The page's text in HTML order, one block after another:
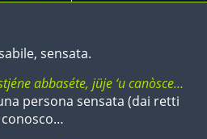
sensata.
abbaséte, jüje ‘u canòsce…
persona sensata (dai retti